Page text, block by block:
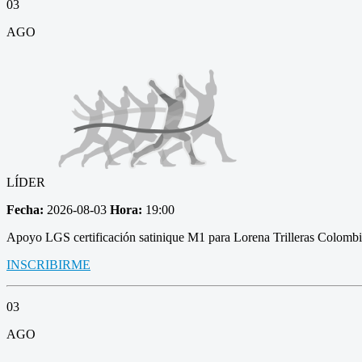
03
AGO
LÍDER
Fecha: 2026-08-03 Hora: 19:00
Apoyo LGS certificación satinique M1 para Lorena Trilleras
INSCRIBIRME
03
AGO